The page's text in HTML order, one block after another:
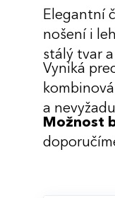
Elegantní
nošení i
stálý tvar
Vyniká
a
Možnost